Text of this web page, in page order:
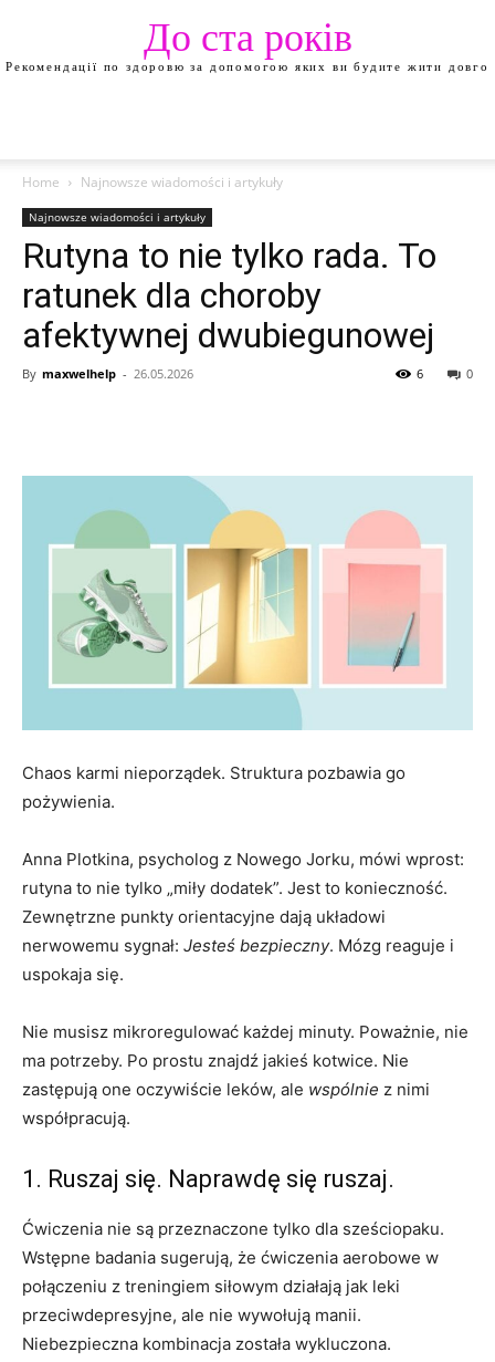
До ста років
Рекомендації по здоровю за допомогою яких ви будите жити довго
Home Najnowsze wiadomości i artykuły
Najnowsze wiadomości i artykuły
Rutyna to nie tylko rada. To
ratunek dla choroby
afektywnej dwubiegunowej
By maxwelhelp - 26.05.2026 0
6
Chaos karmi nieporządek. Struktura pozbawia go
pożywienia.
Anna Plotkina, psycholog z Nowego Jorku, mówi wprost:
rutyna to nie tylko „miły dodatek”. Jest to konieczność.
Zewnętrzne punkty orientacyjne dają układowi
nerwowemu sygnał: Jesteś bezpieczny. Mózg reaguje i
uspokaja się.
Nie musisz mikroregulować każdej minuty. Poważnie, nie
ma potrzeby. Po prostu znajdź jakieś kotwice. Nie
zastępują one oczywiście leków, ale wspólnie z nimi
współpracują.
1. Ruszaj się. Naprawdę się ruszaj.
Ćwiczenia nie są przeznaczone tylko dla sześciopaku.
Wstępne badania sugerują, że ćwiczenia aerobowe w
połączeniu z treningiem siłowym działają jak leki
przeciwdepresyjne, ale nie wywołują manii.
Niebezpieczna kombinacja została wykluczona.